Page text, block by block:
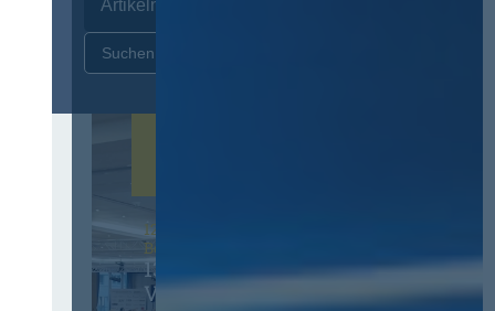
12. & 13. November 2026 in
Berlin
13. Deutscher
Vergabetag